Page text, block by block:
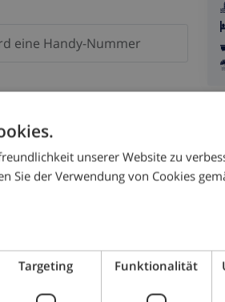
an Dritte weitergegeben.
2026
unserer Website zu
Sie der Verwendung von Cookies
Targeting Funktionalität